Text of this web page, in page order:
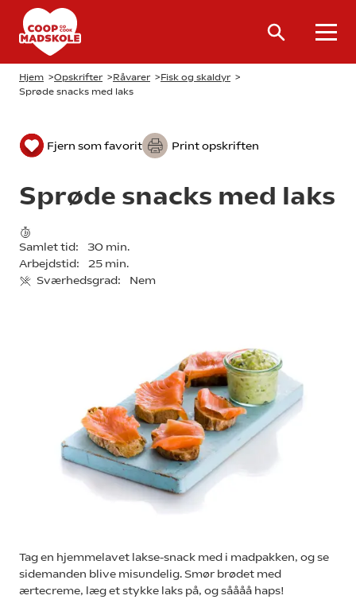
Hjem >Opskrifter >Råvarer >Fisk og skaldyr >
Sprøde snacks med laks
Fjern som favorit Print opskriften
Sprøde snacks med laks
Samlet tid:
30 min.
Arbejdstid:
25 min.
Sværhedsgrad:
Nem
Tag en hjemmelavet lakse-snack med i madpakken, og se
sidemanden blive misundelig. Smør brødet med
ærtecreme, læg et stykke laks på, og såååå haps!